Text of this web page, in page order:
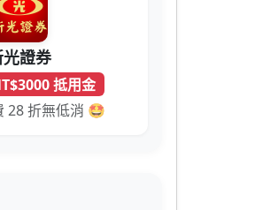
證券
抵用金
28 折無低消 🤩